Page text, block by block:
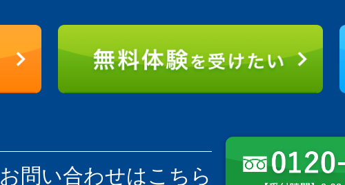
お問い合わせはこちら